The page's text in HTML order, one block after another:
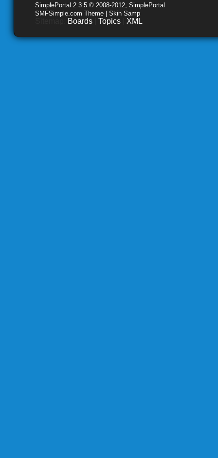
SimplePortal 2.3.5 © 2008-2012, SimplePortal
SMFSimple.com Theme | Skin Samp
Boards Topics XML